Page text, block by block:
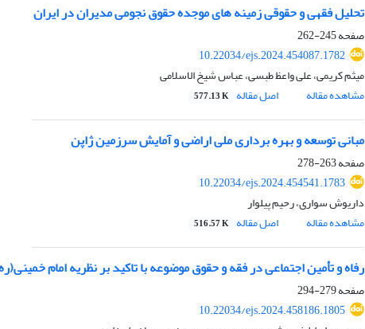
تحلیل فقهی و حقوقی زمینه های موجده حقوق نجومی مدیران در ایران
صفحه245-262
10.22034/ejs.2024.454087.1782
میثم کریمی، علی واعظ طبسی، عباس شیخ الاسلامی
مشاهده مقاله
اصل مقاله 577.13 K
مبانی توسعه و بهره برداری ملی اراضی و آمایش سرزمین ژاپن
صفحه263-278
10.22034/ejs.2024.454541.1783
داریوش سواری، رحیم پیلوار
مشاهده مقاله
اصل مقاله 516.57 K
رفاه و تأمین اجتماعی در فقه و حقوق موضوعه با تاکید بر نظریه امام
صفحه279-294
10.22034/ejs.2024.458186.1805